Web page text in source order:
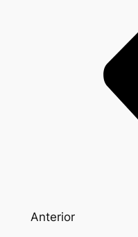
Anterior